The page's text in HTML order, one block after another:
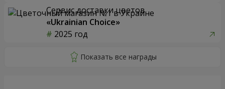
Сервис доставки цветов
«Ukrainian Choice»
2025 год